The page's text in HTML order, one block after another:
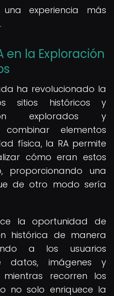
experiencia más
en la Exploración
ha revolucionado la
sitios históricos y
explorados y
elementos
física, la RA permite
cómo eran estos
proporcionando una
de otro modo sería
la oportunidad de
histórica de manera
a los usuarios
datos, imágenes y
mientras recorren los
no solo enriquece la